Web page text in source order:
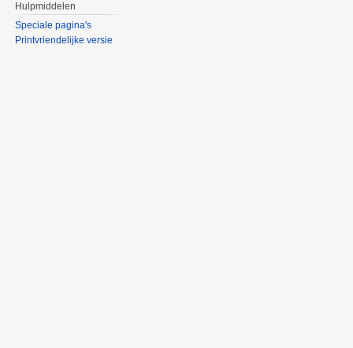
Hulpmiddelen
Speciale pagina's
Printvriendelijke versie